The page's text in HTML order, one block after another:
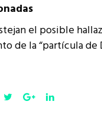
el posible
de la “partícula de